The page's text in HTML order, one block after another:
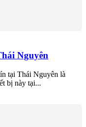
Nguyên
tại Thái Nguyên là
bị này tại...